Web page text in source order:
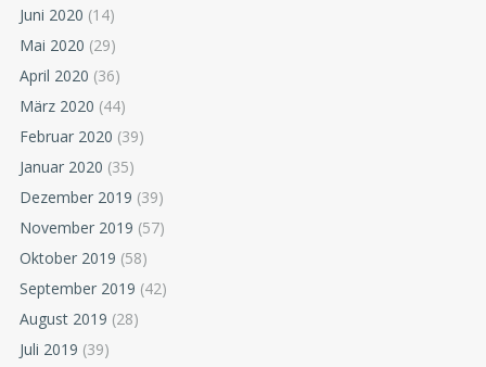
Juni 2020 (14)
Mai 2020 (29)
April 2020 (36)
März 2020 (44)
Februar 2020 (39)
Januar 2020 (35)
Dezember 2019 (39)
November 2019 (57)
Oktober 2019 (58)
September 2019 (42)
August 2019 (28)
Juli 2019 (39)